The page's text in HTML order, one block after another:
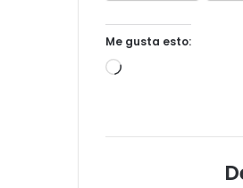
Me gusta esto:
Cargando...